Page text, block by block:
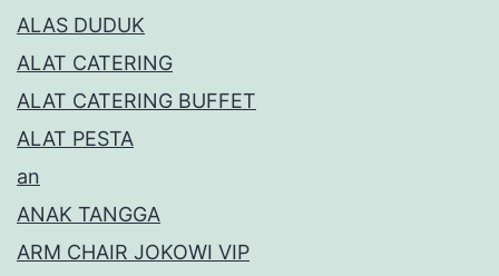
ALAS DUDUK
ALAT CATERING
ALAT CATERING BUFFET
ALAT PESTA
an
ANAK TANGGA
ARM CHAIR JOKOWI VIP